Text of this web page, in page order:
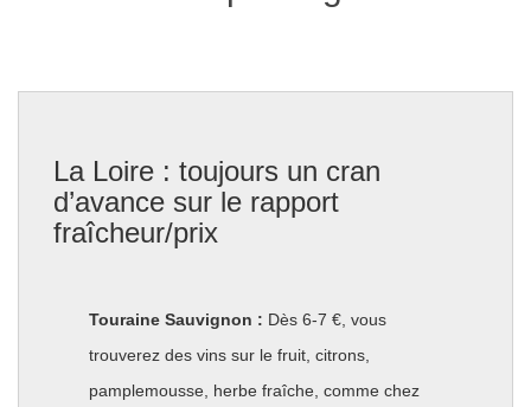
La Loire : toujours un cran
d’avance sur le rapport
fraîcheur/prix
Touraine Sauvignon : Dès 6-7 €, vous
trouverez des vins sur le fruit, citrons,
pamplemousse, herbe fraîche, comme chez